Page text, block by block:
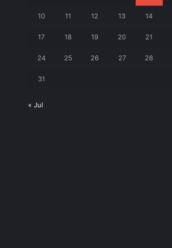
10 11 12 13 14
17 18 19 20 21
24 25 26 27 28
31
« Jul